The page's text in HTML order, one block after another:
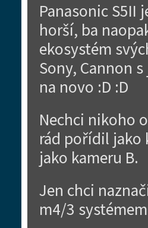
Panasonic S5II
horší, ba
ekosystém
Sony, Cannon
na novo :D :D
Nechci nikoho
rád pořídil jako
jako kameru B.
Jen chci
m4/3